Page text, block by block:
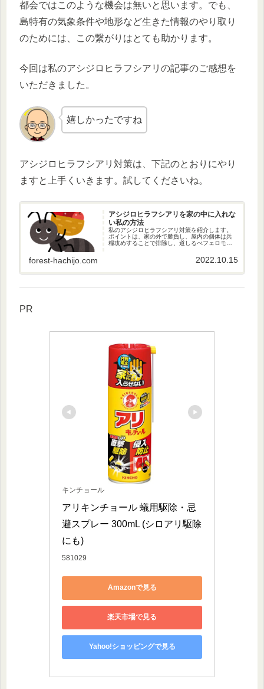
都会ではこのような機会は無いと思います。でも、
島特有の気象条件や地形など生きた情報のやり取り
のためには、この繋がりはとても助かります。
今回は私のアシジロヒラフシアリの記事のご感想を
いただきました。
嬉しかったですね
アシジロヒラフシアリ対策は、下記のとおりにやり
ますと上手くいきます。試してくださいね。
アシジロヒラフシアリを家の中に入れな
い私の方法
私のアシジロヒラフシアリ対策を紹介します。
ポイントは、家の外で勝負し、屋内の個体は兵
糧攻めすることで排除し、道しるべフェロモン
forest-hachijo.com 2022.10.15
PR
キンチョール
アリキンチョール 蟻用駆除・忌
避スプレー 300mL (シロアリ駆除
にも)
581029
Amazonで見る
楽天市場で見る
Yahoo!ショッピングで見る